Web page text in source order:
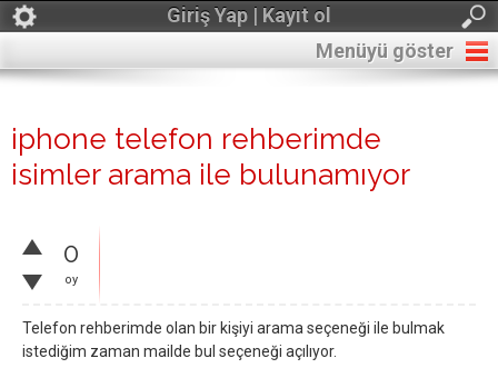
Giriş Yap | Kayıt ol
Menüyü göster
iphone telefon rehberimde
isimler arama ile bulunamıyor
0
oy
Telefon rehberimde olan bir kişiyi arama seçeneği ile bulmak
istediğim zaman mailde bul seçeneği açılıyor.